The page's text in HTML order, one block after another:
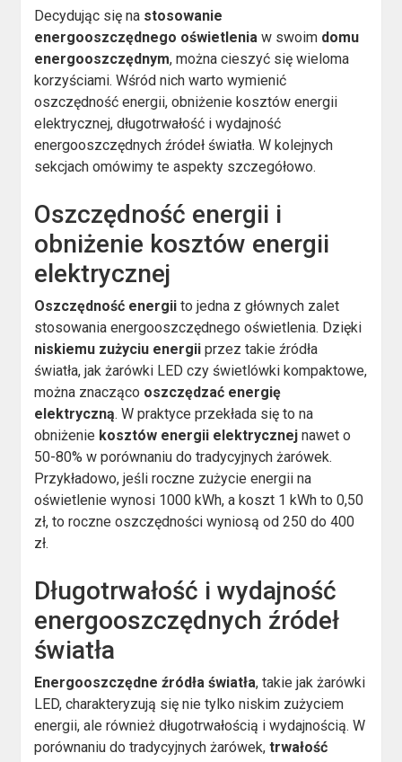
Decydując się na stosowanie
energooszczędnego oświetlenia w swoim domu
energooszczędnym, można cieszyć się wieloma
korzyściami. Wśród nich warto wymienić
oszczędność energii, obniżenie kosztów energii
elektrycznej, długotrwałość i wydajność
energooszczędnych źródeł światła. W kolejnych
sekcjach omówimy te aspekty szczegółowo.
Oszczędność energii i
obniżenie kosztów energii
elektrycznej
Oszczędność energii to jedna z głównych zalet
stosowania energooszczędnego oświetlenia. Dzięki
niskiemu zużyciu energii przez takie źródła
światła, jak żarówki LED czy świetlówki kompaktowe,
można znacząco oszczędzać energię
elektryczną. W praktyce przekłada się to na
obniżenie kosztów energii elektrycznej nawet o
50-80% w porównaniu do tradycyjnych żarówek.
Przykładowo, jeśli roczne zużycie energii na
oświetlenie wynosi 1000 kWh, a koszt 1 kWh to 0,50
zł, to roczne oszczędności wyniosą od 250 do 400
zł.
Długotrwałość i wydajność
energooszczędnych źródeł
światła
Energooszczędne źródła światła, takie jak żarówki
LED, charakteryzują się nie tylko niskim zużyciem
energii, ale również długotrwałością i wydajnością. W
porównaniu do tradycyjnych żarówek,trwałość